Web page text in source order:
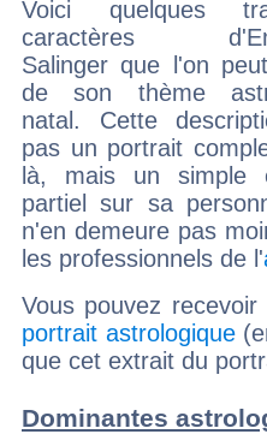
Voici quelques
caractères
Salinger que l'on
de son thème
natal. Cette
pas un portrait
là, mais un simple
partiel sur sa
n'en demeure pas
les professionnels de l'
Vous pouvez
portrait astrologique
que cet extrait du
Dominantes